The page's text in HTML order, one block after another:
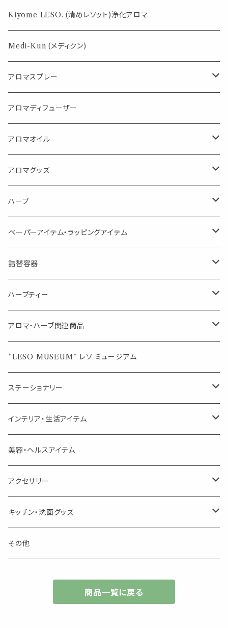
薄荷の香りで体感温度-4℃ !? スースーシリーズ
パロサント
Kiyome LESO. (清めレソット)浄化アロマ
Medi-Kun (メディクン)
アロマスプレー
目的で選ぶ
蒸し暑い夏やリフレッシュに
消臭に（用途：空間や衣服）
FLOWER LESO. フラワレソット
Kiyome LESO. キヨメ レソット
体感-4℃ !? 薄荷をブレンドしたアロマスプレー
AroMachi アロマチ 町の香り
Mask&Pillow Aroma
アロマディフューザー
アロマオイル
エッセンシャルオイル
シングル
ブレンド
キャリアオイル
アロマグッズ
エッセンシャルオイル
ディフューザー
ハーブ
サシェ・香り袋
ハーブティー
シングル
ブレンド
箱入りアソート
キャンディー
ペーパーアイテム・ラッピングアイテム
シーリングワックス シール
ペーパークリップ
ウェルカムボード・装飾
席札クリップ
プチギフト
詰替容器
ロールオンボトル
スプレーボトル
スポイトボトル
精油用ボトル
ポンプ式ボトル
リップ容器
スクリュー容器
チューブ
スライドケース
ハーブティー
ブレンド
ジュエル オブ ビューティー
美人さんのハーブティー
シングル
アロマ・ハーブ関連商品
エッセンシャルオイル
シングル
ブレンド
クラフト器材・道具
キャリアオイル・ワックス
道具
お香・サシェ・キャンドル
線香
サシェ・香り袋
ディフューザー
アロマオイルウォーマー
アロマストーン
*LESO MUSEUM* レソ ミュージアム
ステーショナリー
デザインクリップ
記号（ハート,星,etc）
音楽・楽器
ページオープナー・ワイドクリップ
ポストカード・メッセージカード
フック・マグネット・画鋲
ステッカー・マスキングテープ・付箋
インテリア・生活アイテム
オブジェ
キャンドル・お香
ウォールアイテム
フック・マグネット・画鋲
収納・小物トレー
美容・ヘルスアイテム
アクセサリー
ブローチ・ピンバッチ
ピアス
キッチン・洗面グッズ
カトラリー
その他
商品一覧に戻る